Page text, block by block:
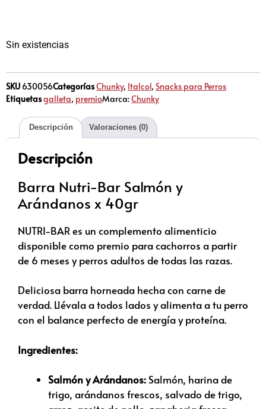
Sin existencias
SKU 630056CategoríasChunky, Italcol, Snacks para Perros
Etiquetasgalleta, premioMarca:Chunky
Descripción Valoraciones (0)
Descripción
Barra Nutri-Bar Salmón y
Arándanos x 40gr
NUTRI-BAR es un complemento alimenticio
disponible como premio para cachorros a partir
de 6 meses y perros adultos de todas las razas.
Deliciosa barra horneada hecha con carne de
verdad. Llévala a todos lados y alimenta a tu perro
con el balance perfecto de energía y proteína.
Ingredientes:
Salmón y Arándanos: Salmón, harina de
trigo, arándanos frescos, salvado de trigo,